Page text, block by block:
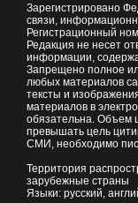
Зарегистрировано
связи,
Регистрационный
Редакция не несет
информации,
Запрещено полное
любых материалов
тексты и
материалов в
обязательна. Объем
превышать цель
СМИ, необходимо
Территория
зарубежные страны
Языки: русский,